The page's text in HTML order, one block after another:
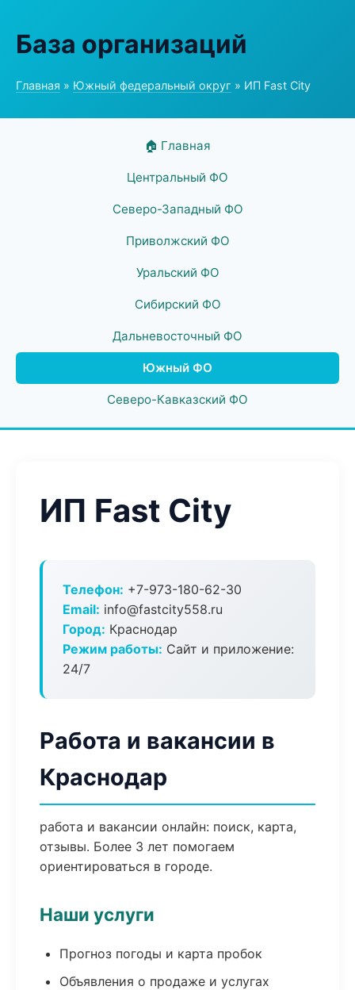
База организаций
Главная » Южный федеральный округ » ИП Fast City
🏠 Главная
Центральный ФО
Северо-Западный ФО
Приволжский ФО
Уральский ФО
Сибирский ФО
Дальневосточный ФО
Южный ФО
Северо-Кавказский ФО
ИП Fast City
Телефон: +7-973-180-62-30
Email: info@fastcity558.ru
Город: Краснодар
Режим работы: Сайт и приложение:
24/7
Работа и вакансии в
Краснодар
работа и вакансии онлайн: поиск, карта,
отзывы. Более 3 лет помогаем
ориентироваться в городе.
Наши услуги
Прогноз погоды и карта пробок
Объявления о продаже и услугах